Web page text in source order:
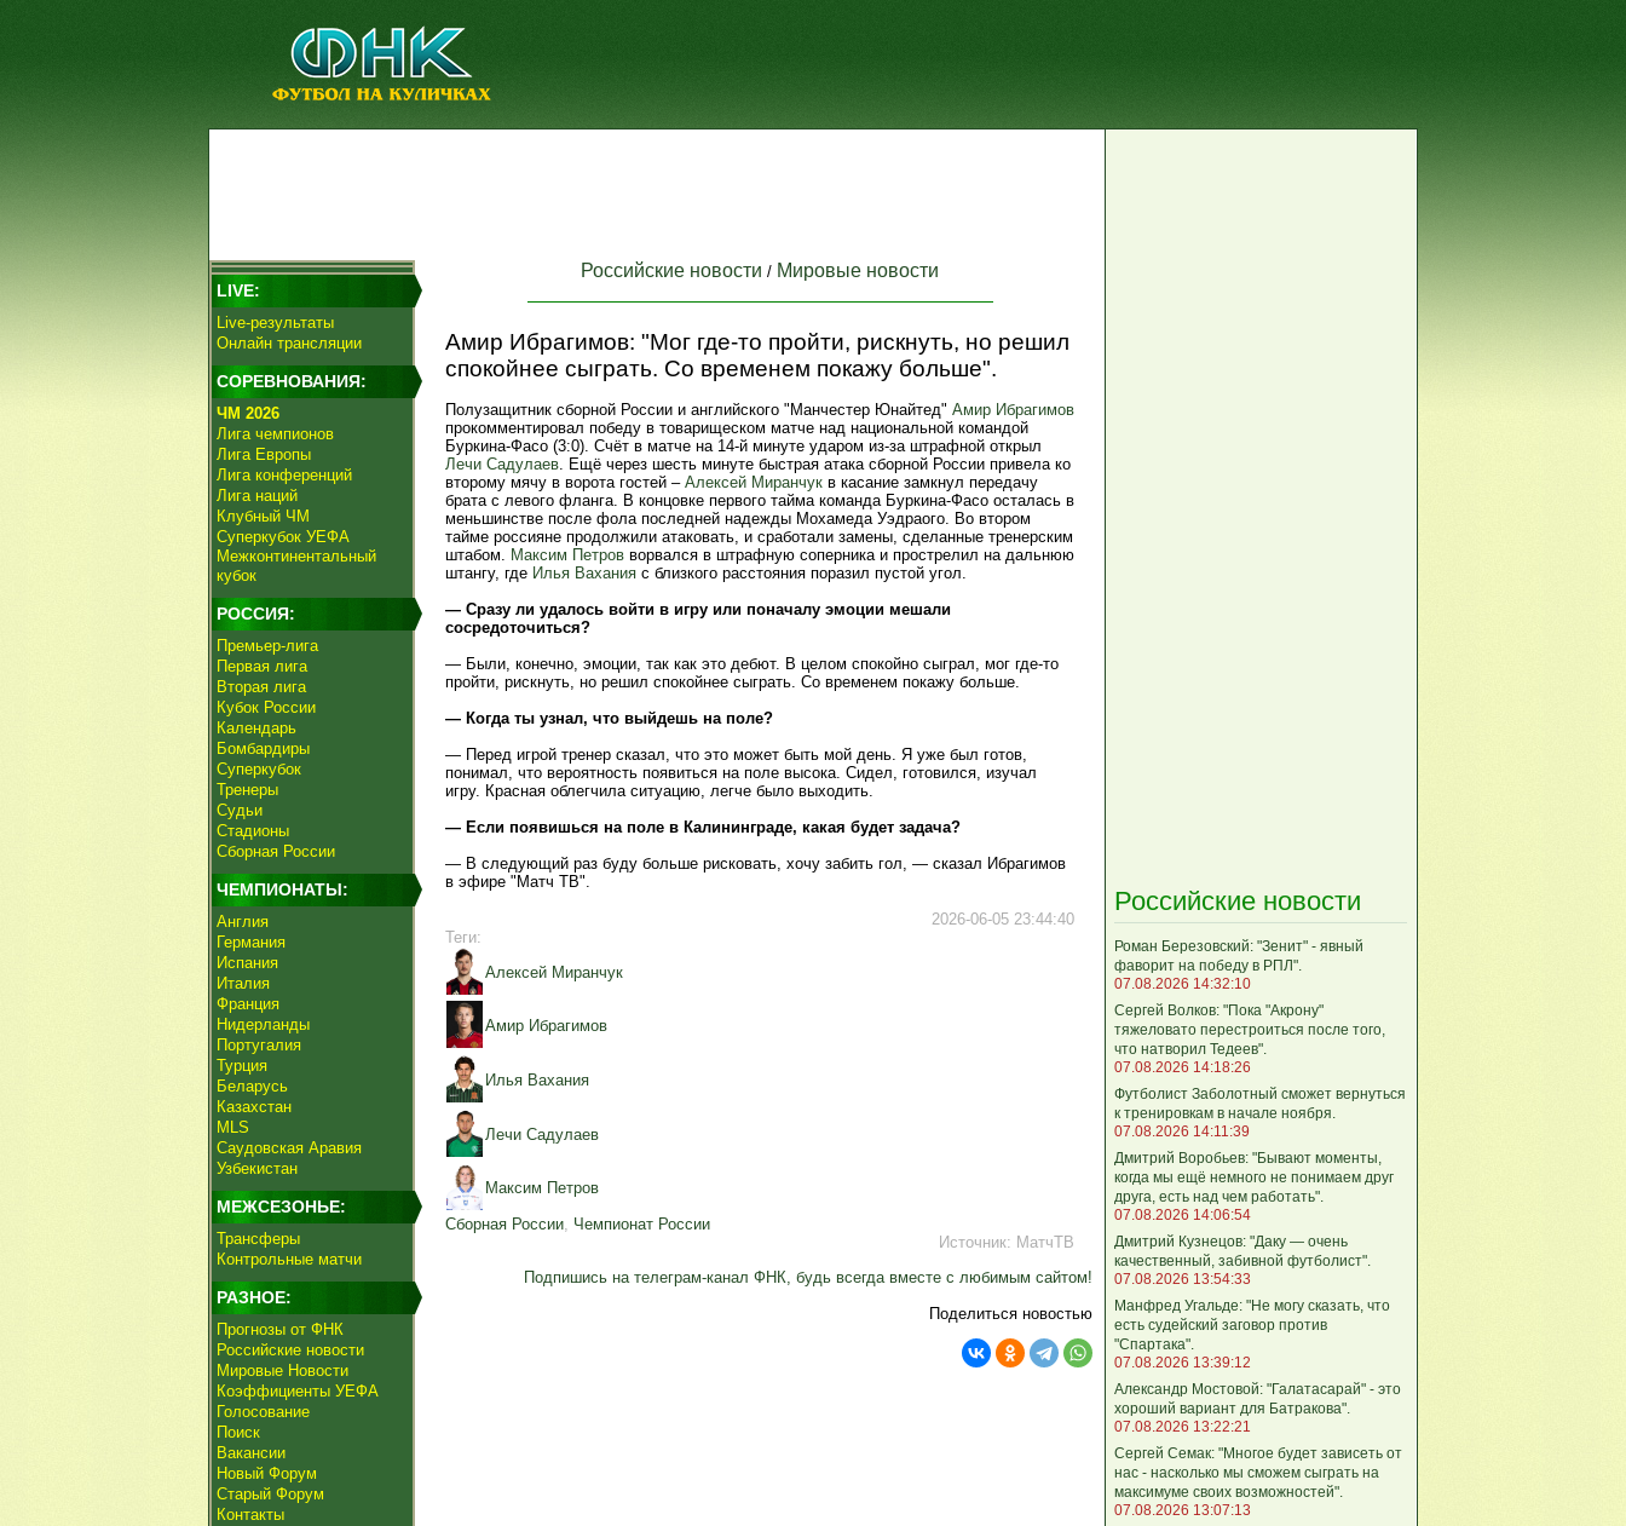
LIVE:
Live-результаты
Онлайн трансляции
СОРЕВНОВАНИЯ:
ЧМ 2026
Лига чемпионов
Лига Европы
Лига конференций
Лига наций
Клубный ЧМ
Суперкубок УЕФА
Межконтинентальный
кубок
РОССИЯ:
Премьер-лига
Первая лига
Вторая лига
Кубок России
Календарь
Бомбардиры
Суперкубок
Тренеры
Судьи
Стадионы
Сборная России
ЧЕМПИОНАТЫ:
Англия
Германия
Испания
Италия
Франция
Нидерланды
Португалия
Турция
Беларусь
Казахстан
MLS
Саудовская Аравия
Узбекистан
МЕЖСЕЗОНЬЕ:
Трансферы
Контрольные матчи
РАЗНОЕ:
Прогнозы от ФНК
Российские новости
Мировые Новости
Коэффициенты УЕФА
Голосование
Поиск
Вакансии
Новый Форум
Старый Форум
Контакты
Российские новости / Мировые новости
Амир Ибрагимов: "Мог где‑то пройти, рискнуть, но решил
спокойнее сыграть. Со временем покажу больше".
Полузащитник сборной России и английского "Манчестер Юнайтед" Амир Ибрагимов
прокомментировал победу в товарищеском матче над национальной командой
Буркина-Фасо (3:0). Счёт в матче на 14-й минуте ударом из-за штрафной открыл
Лечи Садулаев. Ещё через шесть минуте быстрая атака сборной России привела ко
второму мячу в ворота гостей – Алексей Миранчук в касание замкнул передачу
брата с левого фланга. В концовке первого тайма команда Буркина-Фасо осталась в
меньшинстве после фола последней надежды Мохамеда Уэдраого. Во втором
тайме россияне продолжили атаковать, и сработали замены, сделанные тренерским
штабом. Максим Петров ворвался в штрафную соперника и прострелил на дальнюю
штангу, где Илья Вахания с близкого расстояния поразил пустой угол.
— Сразу ли удалось войти в игру или поначалу эмоции мешали
сосредоточиться?
— Были, конечно, эмоции, так как это дебют. В целом спокойно сыграл, мог где‑то
пройти, рискнуть, но решил спокойнее сыграть. Со временем покажу больше.
— Когда ты узнал, что выйдешь на поле?
— Перед игрой тренер сказал, что это может быть мой день. Я уже был готов,
понимал, что вероятность появиться на поле высока. Сидел, готовился, изучал
игру. Красная облегчила ситуацию, легче было выходить.
— Если появишься на поле в Калининграде, какая будет задача?
— В следующий раз буду больше рисковать, хочу забить гол, — сказал Ибрагимов
в эфире "Матч ТВ".
2026-06-05 23:44:40
Теги:
Алексей Миранчук
Амир Ибрагимов
Илья Вахания
Лечи Садулаев
Максим Петров
Сборная России, Чемпионат России
Источник: МатчТВ
Подпишись на телеграм-канал ФНК, будь всегда вместе с любимым сайтом!
Поделиться новостью
Российские новости
Роман Березовский: "Зенит" - явный
фаворит на победу в РПЛ".
07.08.2026 14:32:10
Сергей Волков: "Пока "Акрону"
тяжеловато перестроиться после того,
что натворил Тедеев".
07.08.2026 14:18:26
Футболист Заболотный сможет вернуться
к тренировкам в начале ноября.
07.08.2026 14:11:39
Дмитрий Воробьев: "Бывают моменты,
когда мы ещё немного не понимаем друг
друга, есть над чем работать".
07.08.2026 14:06:54
Дмитрий Кузнецов: "Даку — очень
качественный, забивной футболист".
07.08.2026 13:54:33
Манфред Угальде: "Не могу сказать, что
есть судейский заговор против
"Спартака".
07.08.2026 13:39:12
Александр Мостовой: "Галатасарай" - это
хороший вариант для Батракова".
07.08.2026 13:22:21
Сергей Семак: "Многое будет зависеть от
нас - насколько мы сможем сыграть на
максимуме своих возможностей".
07.08.2026 13:07:13